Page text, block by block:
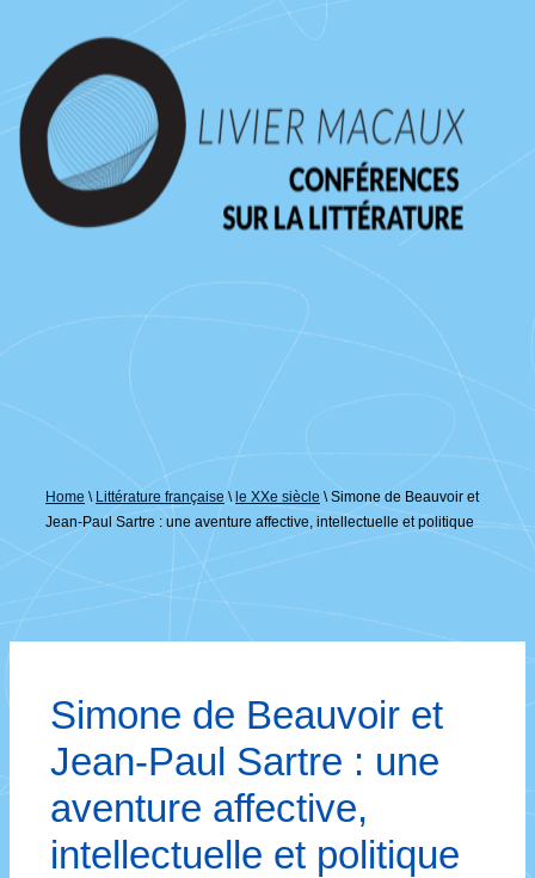
contenu
principal
Home \ Littérature française \ le XXe siècle \ Simone de Beauvoir et
Jean-Paul Sartre : une aventure affective, intellectuelle et politique
Simone de Beauvoir et
Jean-Paul Sartre : une
aventure affective,
intellectuelle et politique